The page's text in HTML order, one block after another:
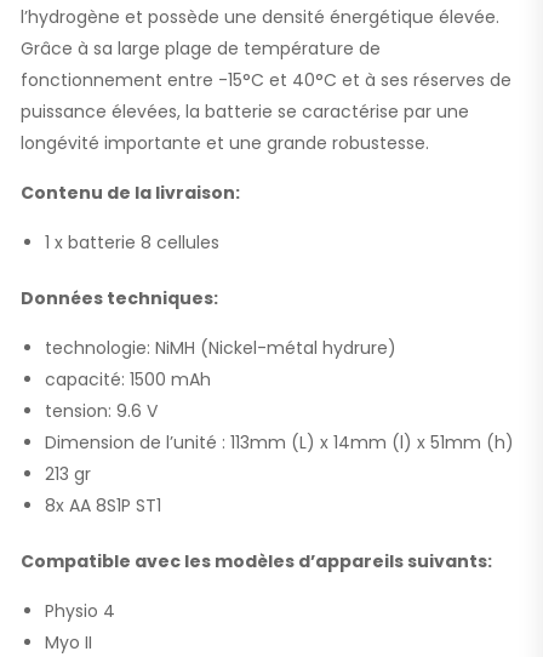
l’hydrogène et possède une densité énergétique élevée.
Grâce à sa large plage de température de
fonctionnement entre -15°C et 40°C et à ses réserves de
puissance élevées, la batterie se caractérise par une
longévité importante et une grande robustesse.
Contenu de la livraison:
1 x batterie 8 cellules
Données techniques:
technologie: NiMH (Nickel-métal hydrure)
capacité: 1500 mAh
tension: 9.6 V
Dimension de l’unité : 113mm (L) x 14mm (l) x 51mm (h)
213 gr
8x AA 8S1P ST1
Compatible avec les modèles d’appareils suivants:
Physio 4
Myo II